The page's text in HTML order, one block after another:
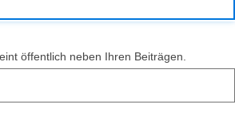
öffentlich neben Ihren Beiträgen.